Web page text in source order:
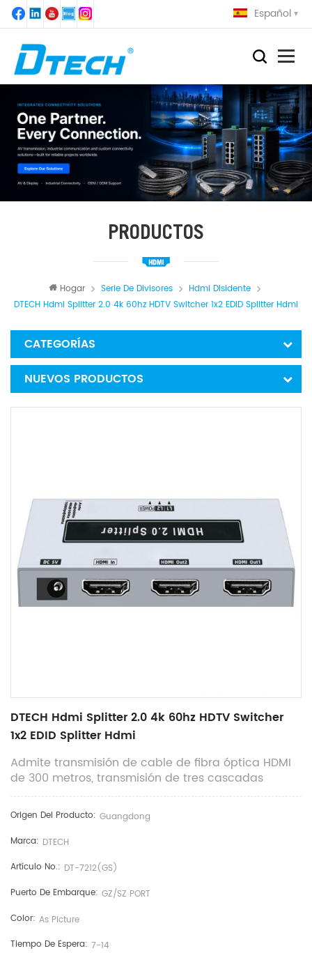
Español
PRODUCTOS
Hogar Serie De Divisores
Hdmi Disidente
DTECH Hdmi Splitter 2.0 4k 60hz HDTV Switcher 1x2 EDID Splitter Hdmi
CATEGORÍAS
NUEVOS PRODUCTOS
DTECH Hdmi Splitter 2.0 4k 60hz HDTV Switcher
1x2 EDID Splitter Hdmi
Admite transmisión de cable de fibra óptica HDMI
de 300 metros, transmisión de tres cascadas
Origen Del Producto: Guangdong
Marca: DTECH
Artículo No.: DT-7212(GS)
Puerto De Embarque: GZ/SZ PORT
Color: As Picture
Tiempo De Espera: 7-14